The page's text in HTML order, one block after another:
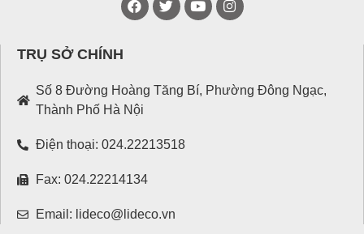
TRỤ SỞ CHÍNH
Số 8 Đường Hoàng Tăng Bí, Phường Đông Ngạc,
Thành Phố Hà Nội
Điện thoại: 024.22213518
Fax: 024.22214134
Email: lideco@lideco.vn